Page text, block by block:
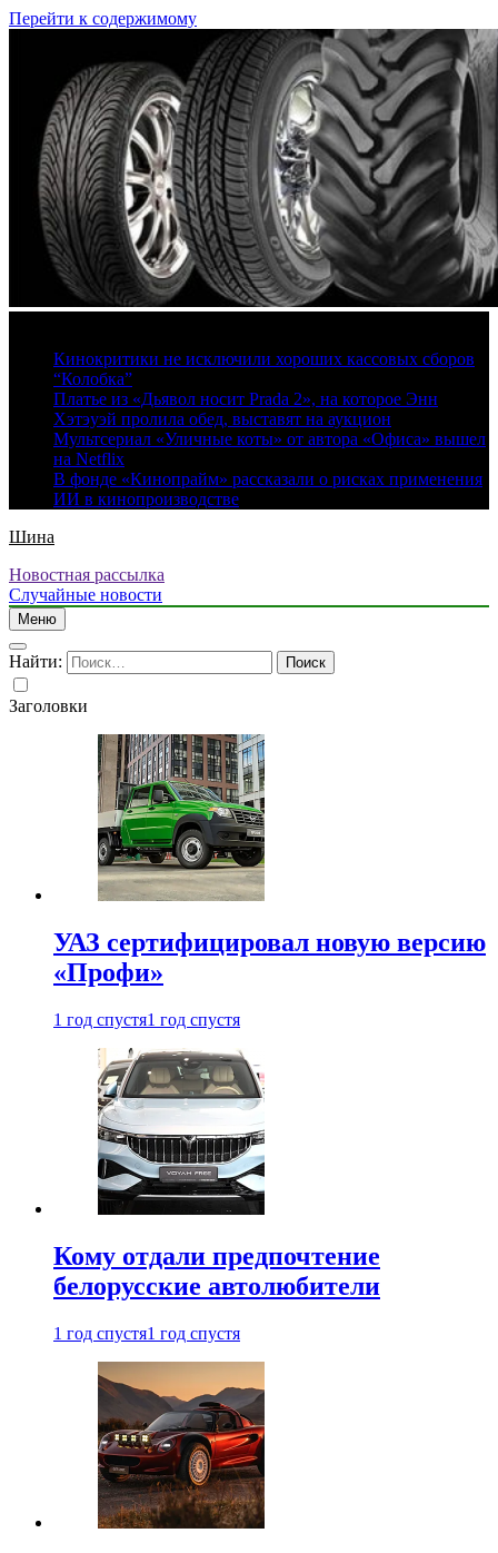
Перейти к содержимому
Кинокритики не исключили хороших кассовых сборов
“Колобка”
Платье из «Дьявол носит Prada 2», на которое Энн
Хэтэуэй пролила обед, выставят на аукцион
Мультсериал «Уличные коты» от автора «Офиса» вышел
на Netflix
В фонде «Кинопрайм» рассказали о рисках применения
ИИ в кинопроизводстве
Шина
Новостная рассылка
Случайные новости
Меню
Найти:
Заголовки
УАЗ сертифицировал новую версию
«Профи»
1 год спустя1 год спустя
Кому отдали предпочтение
белорусские автолюбители
1 год спустя1 год спустя